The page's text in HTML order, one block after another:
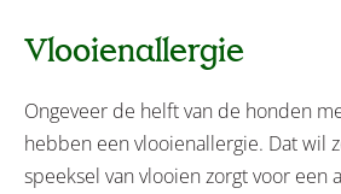
Vlooienallergie
Ongeveer de helft van de honden
hebben een vlooienallergie. Dat wil
speeksel van vlooien zorgt voor een